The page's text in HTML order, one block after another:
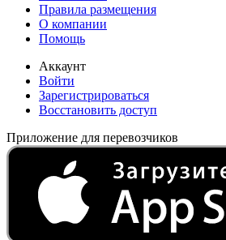
Правила размещения
О компании
Помощь
Аккаунт
Войти
Зарегистрироваться
Восстановить доступ
Приложение для перевозчиков